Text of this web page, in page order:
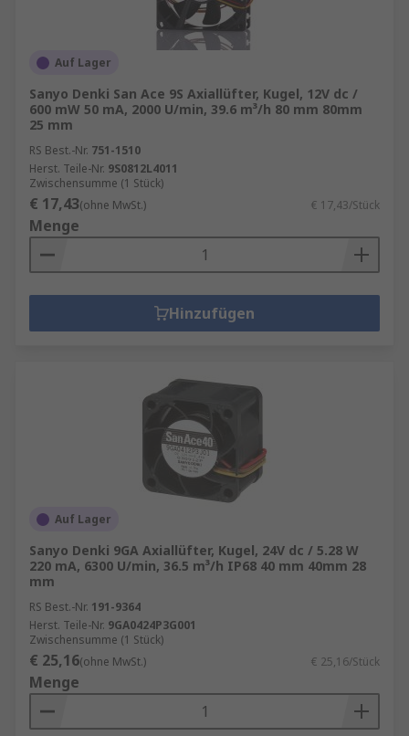
Auf Lager
Sanyo Denki San Ace 9S Axiallüfter, Kugel, 12V dc /
600 mW 50 mA, 2000 U/min, 39.6 m³/h 80 mm 80mm
25 mm
RS Best.-Nr. 751-1510
Herst. Teile-Nr. 9S0812L4011
Zwischensumme (1 Stück)
€ 17,43(ohne MwSt.) € 17,43/Stück
Menge
Hinzufügen
Auf Lager
Sanyo Denki 9GA Axiallüfter, Kugel, 24V dc / 5.28 W
220 mA, 6300 U/min, 36.5 m³/h IP68 40 mm 40mm 28
mm
RS Best.-Nr. 191-9364
Herst. Teile-Nr. 9GA0424P3G001
Zwischensumme (1 Stück)
€ 25,16(ohne MwSt.) € 25,16/Stück
Menge